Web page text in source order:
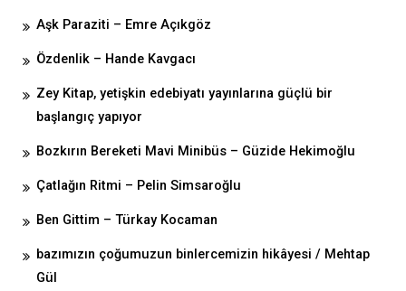
Aşk Paraziti – Emre Açıkgöz
Özdenlik – Hande Kavgacı
Zey Kitap, yetişkin edebiyatı yayınlarına güçlü bir
başlangıç yapıyor
Bozkırın Bereketi Mavi Minibüs – Güzide Hekimoğlu
Çatlağın Ritmi – Pelin Simsaroğlu
Ben Gittim – Türkay Kocaman
bazımızın çoğumuzun binlercemizin hikâyesi / Mehtap
Gül